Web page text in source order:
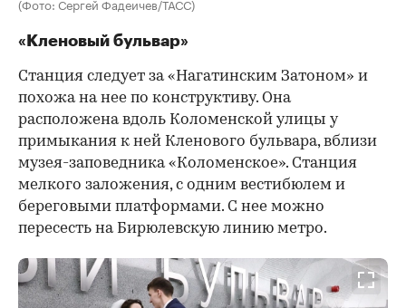
«Кленовый бульвар»
Станция следует за «Нагатинским Затоном» и
похожа на нее по конструктиву. Она
расположена вдоль Коломенской улицы у
примыкания к ней Кленового бульвара, вблизи
музея-заповедника «Коломенское». Станция
мелкого заложения, с одним вестибюлем и
береговыми платформами. С нее можно
пересесть на Бирюлевскую линию метро.